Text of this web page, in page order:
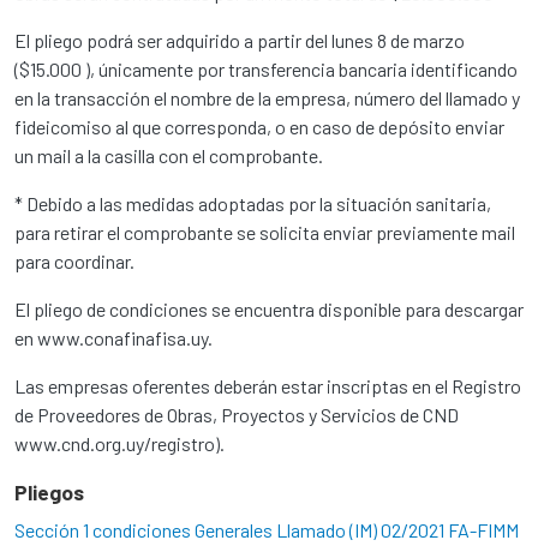
El pliego podrá ser adquirido a partir del lunes 8 de marzo
($15.000 ), únicamente por transferencia bancaria identificando
en la transacción el nombre de la empresa, número del llamado y
fideicomiso al que corresponda, o en caso de depósito enviar
un mail a la casilla con el comprobante.
* Debido a las medidas adoptadas por la situación sanitaria,
para retirar el comprobante se solicita enviar previamente mail
para coordinar.
El pliego de condiciones se encuentra disponible para descargar
en www.conafinafisa.uy.
Las empresas oferentes deberán estar inscriptas en el Registro
de Proveedores de Obras, Proyectos y Servicios de CND
www.cnd.org.uy/registro).
Pliegos
Sección 1 condiciones Generales Llamado (IM) 02/2021 FA-FIMM